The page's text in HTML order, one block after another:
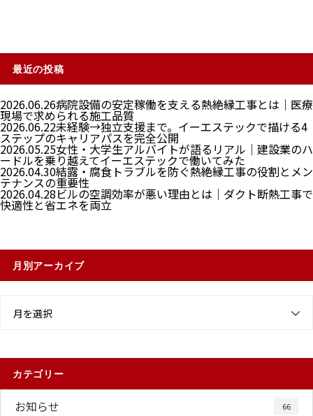
最近の投稿
2026.06.26病院設備の安定稼働を支える熱絶縁工事とは｜医療
現場で求められる施工品質
2026.06.22未経験→独立支援まで。イーエステックで描ける4
ステップのキャリアパスを完全公開
2026.05.25女性・大学生アルバイトが語るリアル｜建設業のハ
ードルを乗り越えてイーエステックで働いてみた
2026.04.30結露・腐食トラブルを防ぐ熱絶縁工事の役割とメン
テナンスの重要性
2026.04.28ビルの空調効率が悪い理由とは｜ダクト断熱工事で
快適性と省エネを両立
月別アーカイブ
月を選択
カテゴリー
お知らせ 66